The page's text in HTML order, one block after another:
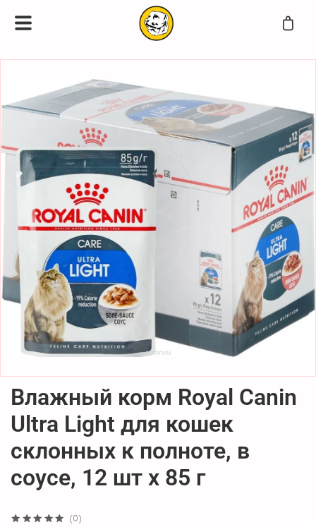
(0)
Влажный корм Royal Canin
Ultra Light для кошек
склонных к полноте, в
соусе, 12 шт x 85 г